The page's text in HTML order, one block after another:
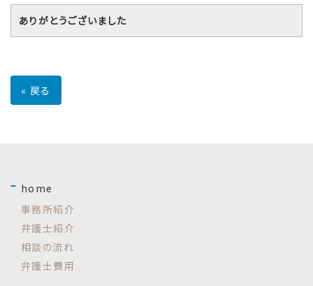
ありがとうございました
« 戻る
home
事務所紹介
弁護士紹介
相談の流れ
弁護士費用